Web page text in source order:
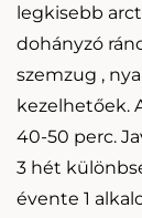
legkisebb
dohányzó
szemzug ,
kezelhetőek.
40-50 perc.
3 hét
évente 1